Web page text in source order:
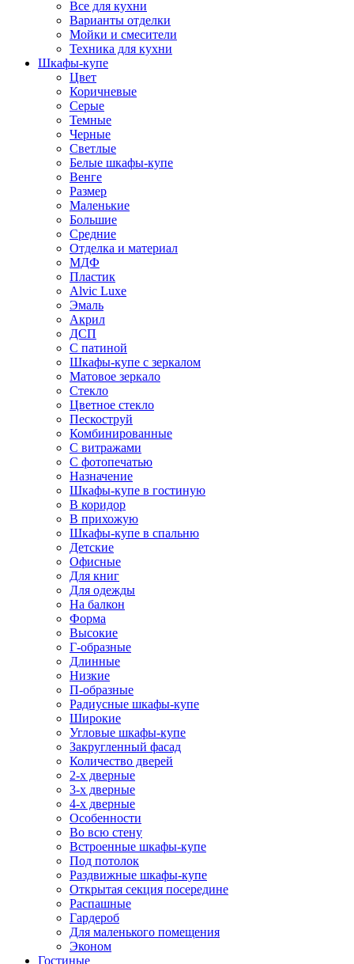
Все для кухни
Варианты отделки
Мойки и смесители
Техника для кухни
Шкафы-купе
Цвет
Коричневые
Серые
Темные
Черные
Светлые
Белые шкафы-купе
Венге
Размер
Маленькие
Большие
Средние
Отделка и материал
МДФ
Пластик
Alvic Luxe
Эмаль
Акрил
ДСП
С патиной
Шкафы-купе с зеркалом
Матовое зеркало
Стекло
Цветное стекло
Пескоструй
Комбинированные
С витражами
С фотопечатью
Назначение
Шкафы-купе в гостиную
В коридор
В прихожую
Шкафы-купе в спальню
Детские
Офисные
Для книг
Для одежды
На балкон
Форма
Высокие
Г-образные
Длинные
Низкие
П-образные
Радиусные шкафы-купе
Широкие
Угловые шкафы-купе
Закругленный фасад
Количество дверей
2-х дверные
3-х дверные
4-х дверные
Особенности
Во всю стену
Встроенные шкафы-купе
Под потолок
Раздвижные шкафы-купе
Открытая секция посередине
Распашные
Гардероб
Для маленького помещения
Эконом
Гостиные